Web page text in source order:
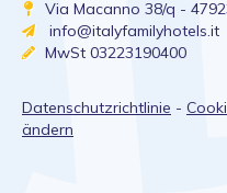
Via Macanno 38/q -
info@italyfamilyhotels.it
MwSt 03223190400
Datenschutzrichtlinie -
ändern